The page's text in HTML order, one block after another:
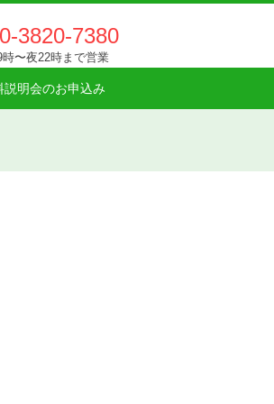
3820-7380
〜夜22時まで営業
説明会のお申込み